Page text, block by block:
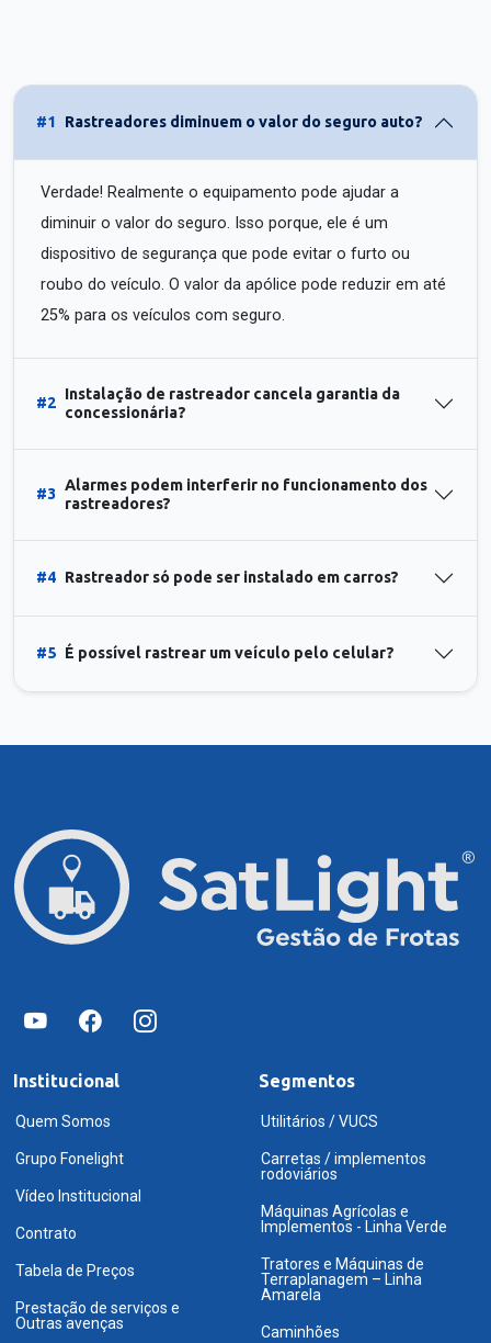
#1 Rastreadores diminuem o valor do seguro auto?
Verdade! Realmente o equipamento pode ajudar a
diminuir o valor do seguro. Isso porque, ele é um
dispositivo de segurança que pode evitar o furto ou
roubo do veículo. O valor da apólice pode reduzir em até
25% para os veículos com seguro.
#2
Instalação de rastreador cancela garantia da
concessionária?
#3
Alarmes podem interferir no funcionamento dos
rastreadores?
#4 Rastreador só pode ser instalado em carros?
#5 É possível rastrear um veículo pelo celular?
Institucional
Quem Somos
Grupo Fonelight
Vídeo Institucional
Contrato
Tabela de Preços
Prestação de serviços e
Outras avenças
Segmentos
Utilitários / VUCS
Carretas / implementos
rodoviários
Máquinas Agrícolas e
Implementos - Linha Verde
Tratores e Máquinas de
Terraplanagem – Linha
Amarela
Caminhões